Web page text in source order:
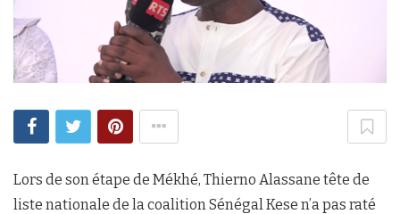
Lors de son étape de Mékhé, Thierno Alassane tête de
liste nationale de la coalition Sénégal Kese n’a pas raté